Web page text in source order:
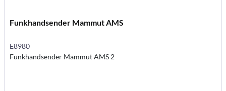
Funkhandsender Mammut AMS
E8980
Funkhandsender Mammut AMS 2